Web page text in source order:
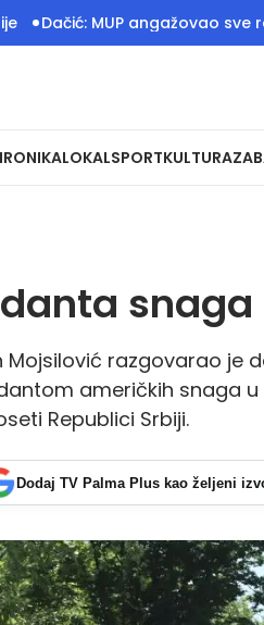
MUP angažovao sve
LOKALSPORTKULTURA
snaga
Mojsilović razgovarao je
američkih snaga u
Republici Srbiji.
Dodaj TV Palma Plus kao željeni